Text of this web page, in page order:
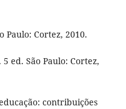
Paulo: Cortez, 2010.
5 ed. São Paulo: Cortez,
contribuições